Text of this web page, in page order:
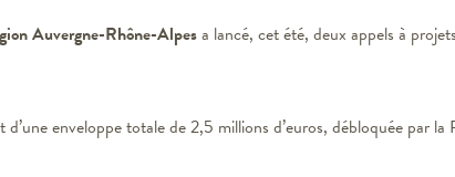
Auvergne-Rhône-Alpesa lancé, cet été, deux appels à
enveloppe totale de 2,5 millions d’euros, débloquée par la